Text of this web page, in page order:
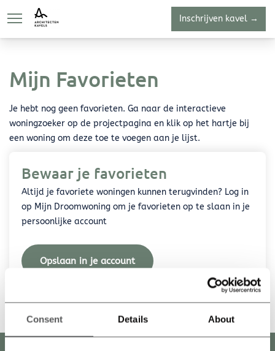
Consent Details About
Inschrijven kavel →
Mijn Favorieten
Je hebt nog geen favorieten. Ga naar de interactieve
woningzoeker op de projectpagina en klik op het hartje bij
een woning om deze toe te voegen aan je lijst.
Bewaar je favorieten
Altijd je favoriete woningen kunnen terugvinden? Log in
op Mijn Droomwoning om je favorieten op te slaan in je
persoonlijke account
Opslaan in je account
Kavelaanbod